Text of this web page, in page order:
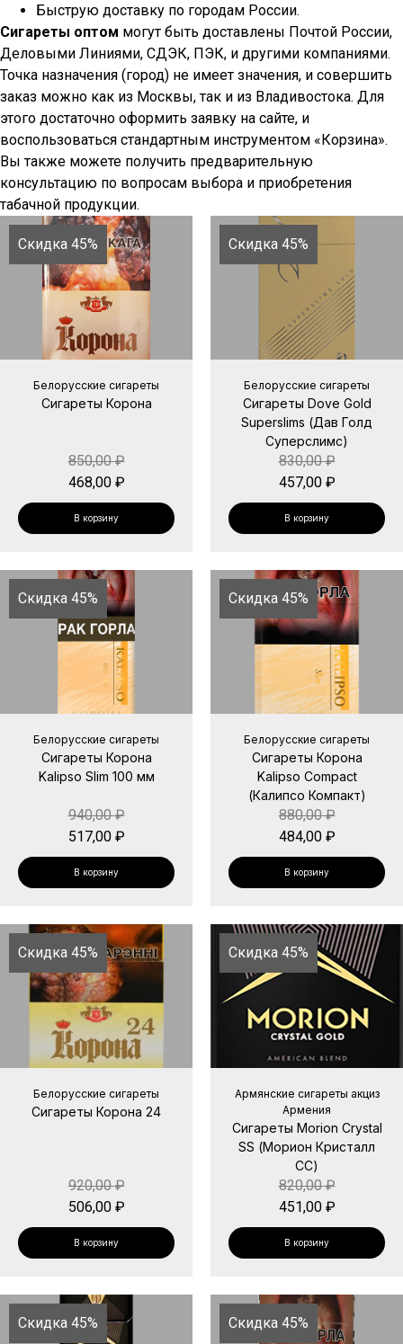
Быструю доставку по городам России.
Сигареты оптом могут быть доставлены Почтой России,
Деловыми Линиями, СДЭК, ПЭК, и другими компаниями.
Точка назначения (город) не имеет значения, и совершить
заказ можно как из Москвы, так и из Владивостока. Для
этого достаточно оформить заявку на сайте, и
воспользоваться стандартным инструментом «Корзина».
Вы также можете получить предварительную
консультацию по вопросам выбора и приобретения
табачной продукции.
Скидка 45%
Белорусские сигареты
Сигареты Корона
850,00₽
468,00 ₽
В корзину
Скидка 45%
Белорусские сигареты
Сигареты Dove Gold
Superslims (Дав Голд
Суперслимс)
830,00₽
457,00 ₽
В корзину
Скидка 45%
Белорусские сигареты
Сигареты Корона
Kalipso Slim 100 мм
940,00₽
517,00 ₽
В корзину
Скидка 45%
Белорусские сигареты
Сигареты Корона
Kalipso Compact
(Калипсо Компакт)
880,00₽
484,00 ₽
В корзину
Скидка 45%
Белорусские сигареты
Сигареты Корона 24
920,00₽
506,00 ₽
В корзину
Скидка 45%
Армянские сигареты акциз
Армения
Сигареты Morion Crystal
SS (Морион Кристалл
СС)
820,00₽
451,00 ₽
В корзину
Скидка 45% Скидка 45%